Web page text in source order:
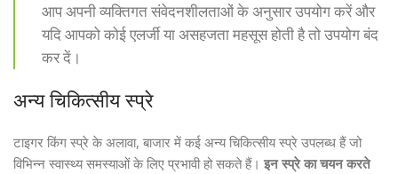
आप अपनी व्यक्तिगत संवेदनशीलताओं के अनुसार उपयोग करें और
यदि आपको कोई एलर्जी या असहजता महसूस होती है तो उपयोग बंद
कर दें।
अन्य चिकित्सीय स्प्रे
टाइगर किंग स्प्रे के अलावा, बाजार में कई अन्य चिकित्सीय स्प्रे उपलब्ध हैं जो
विभिन्न स्वास्थ्य समस्याओं के लिए प्रभावी हो सकते हैं। इन स्प्रे का चयन करते